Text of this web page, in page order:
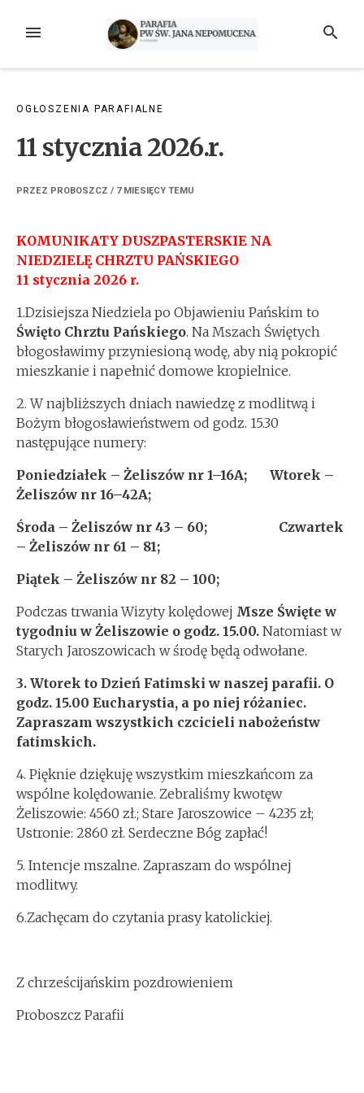
MENU SZUKAJ
OGŁOSZENIA PARAFIALNE
11 stycznia 2026.r.
PRZEZ PROBOSZCZ / 7 MIESIĘCY TEMU
KOMUNIKATY DUSZPASTERSKIE NA
NIEDZIELĘ CHRZTU PAŃSKIEGO
11 stycznia 2026 r.
1.Dzisiejsza Niedziela po Objawieniu Pańskim to
Święto Chrztu Pańskiego. Na Mszach Świętych
błogosławimy przyniesioną wodę, aby nią pokropić
mieszkanie i napełnić domowe kropielnice.
2. W najbliższych dniach nawiedzę z modlitwą i
Bożym błogosławieństwem od godz. 15.30
następujące numery:
Poniedziałek – Żeliszów nr 1–16A;
Wtorek –
Żeliszów nr 16–42A;
Środa – Żeliszów nr 43 – 60; Czwartek
– Żeliszów nr 61 – 81;
Piątek – Żeliszów nr 82 – 100;
Podczas trwania Wizyty kolędowej Msze Święte w
tygodniu w Żeliszowie o godz. 15.00. Natomiast w
Starych Jaroszowicach w środę będą odwołane.
3. Wtorek to Dzień Fatimski w naszej parafii. O
godz. 15.00 Eucharystia, a po niej różaniec.
Zapraszam wszystkich czcicieli nabożeństw
fatimskich.
4. Pięknie dziękuję wszystkim mieszkańcom za
wspólne kolędowanie. Zebraliśmy kwotęw
Żeliszowie: 4560 zł.; Stare Jaroszowice – 4235 zł;
Ustronie: 2860 zł. Serdeczne Bóg zapłać!
5. Intencje mszalne. Zapraszam do wspólnej
modlitwy.
6.Zachęcam do czytania prasy katolickiej.
Z chrześcijańskim pozdrowieniem
Proboszcz Parafii